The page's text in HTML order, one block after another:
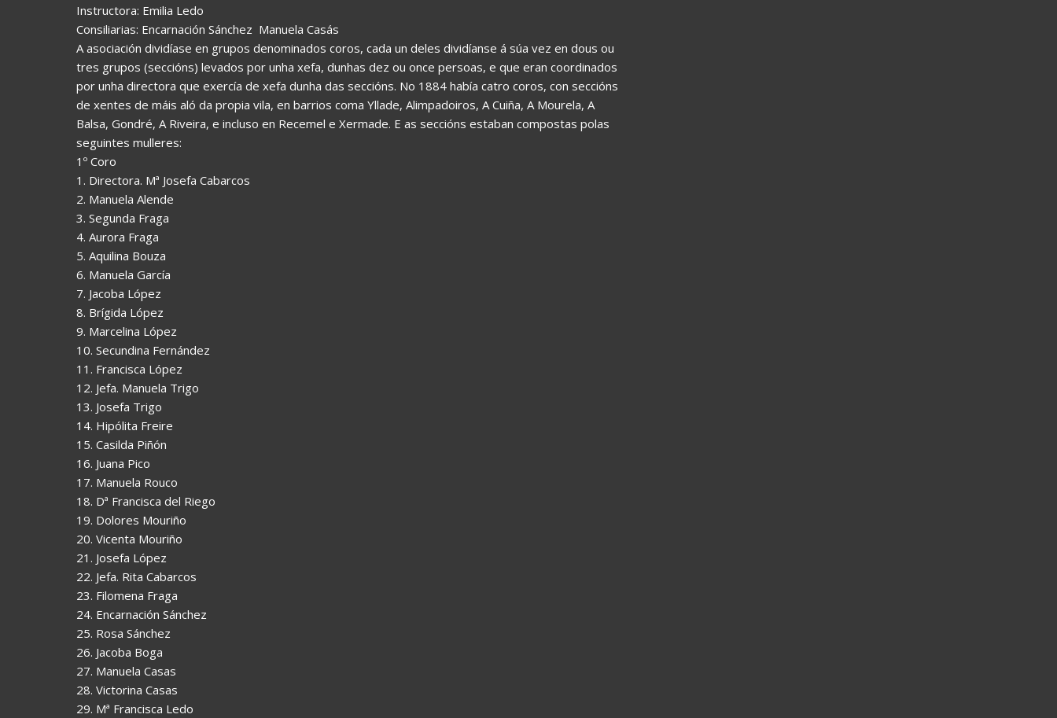
Instructora: Emilia Ledo
Consiliarias: Encarnación Sánchez  Manuela Casás
A asociación dividíase en grupos denominados coros, cada un deles dividíanse á súa vez en dous ou
tres grupos (seccións) levados por unha xefa, dunhas dez ou once persoas, e que eran coordinados
por unha directora que exercía de xefa dunha das seccións. No 1884 había catro coros, con seccións
de xentes de máis aló da propia vila, en barrios coma Yllade, Alimpadoiros, A Cuiña, A Mourela, A
Balsa, Gondré, A Riveira, e incluso en Recemel e Xermade. E as seccións estaban compostas polas
seguintes mulleres:
1º Coro
1. Directora. Mª Josefa Cabarcos
2. Manuela Alende
3. Segunda Fraga
4. Aurora Fraga
5. Aquilina Bouza
6. Manuela García
7. Jacoba López
8. Brígida López
9. Marcelina López
10. Secundina Fernández
11. Francisca López
12. Jefa. Manuela Trigo
13. Josefa Trigo
14. Hipólita Freire
15. Casilda Piñón
16. Juana Pico
17. Manuela Rouco
18. Dª Francisca del Riego
19. Dolores Mouriño
20. Vicenta Mouriño
21. Josefa López
22. Jefa. Rita Cabarcos
23. Filomena Fraga
24. Encarnación Sánchez
25. Rosa Sánchez
26. Jacoba Boga
27. Manuela Casas
28. Victorina Casas
29. Mª Francisca Ledo